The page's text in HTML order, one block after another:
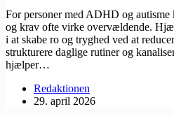
For personer med ADHD og autisme
og krav ofte virke overvældende.
i at skabe ro og tryghed ved at
strukturere daglige rutiner og
hjælper…
Redaktionen
29. april 2026